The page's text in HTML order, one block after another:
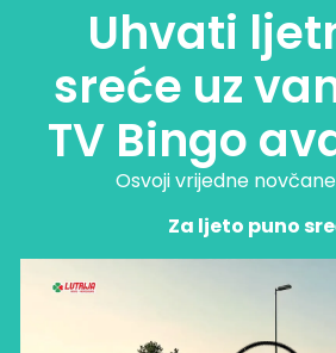
Uhvati
sreće uz
TV Bingo
Osvoji vrijedne
Za ljeto puno